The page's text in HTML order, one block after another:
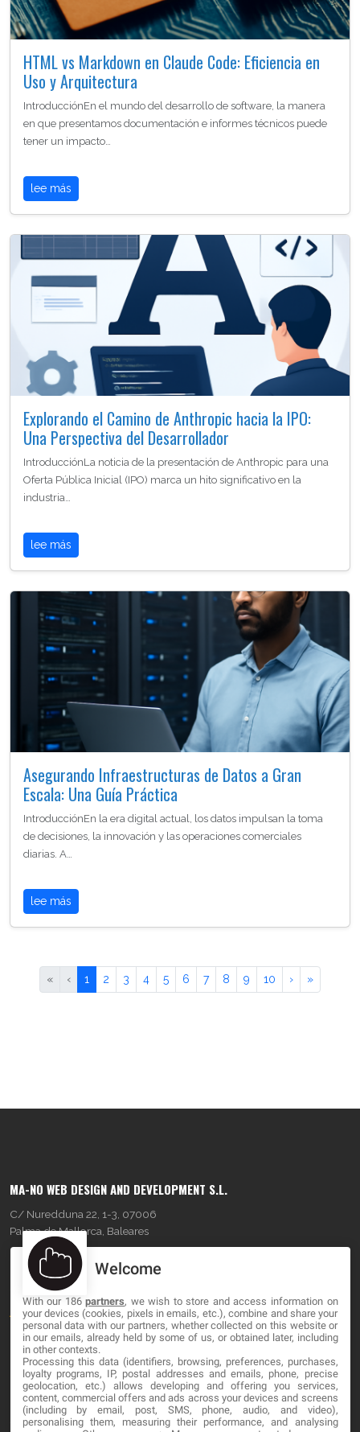
HTML vs Markdown en Claude Code: Eficiencia en
Uso y Arquitectura
IntroducciónEn el mundo del desarrollo de software, la manera
en que presentamos documentación e informes técnicos puede
tener un impacto…
lee más
Explorando el Camino de Anthropic hacia la IPO:
Una Perspectiva del Desarrollador
IntroducciónLa noticia de la presentación de Anthropic para una
Oferta Pública Inicial (IPO) marca un hito significativo en la
industria…
lee más
Asegurando Infraestructuras de Datos a Gran
Escala: Una Guía Práctica
IntroducciónEn la era digital actual, los datos impulsan la toma
de decisiones, la innovación y las operaciones comerciales
diarias. A…
lee más
« ‹ 1 2 3 4 5 6 7 8 9 10 › »
MA-NO WEB DESIGN AND DEVELOPMENT S.L.
C/ Nuredduna 22, 1-3, 07006
Palma de Mallorca, Baleares
OUR COMPANY
About
Blog
Contact
LEGAL
Welcome
With our 186partners, we wish to store and access information on
your devices (cookies, pixels in emails, etc.), combine and share your
personal data with our partners, whether collected on this website or
in our emails, already held by some of us, or obtained later, including
in other contexts.
Processing this data (identifiers, browsing, preferences, purchases,
loyalty programs, IP, postal addresses and emails, phone, precise
geolocation, etc.) allows developing and offering you services,
content, commercial offers and ads across your devices and screens
(including by email, post, SMS, phone, audio, and video),
personalising them, measuring their performance, and analysing